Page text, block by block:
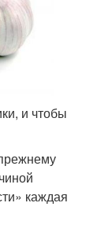
и чтобы
каждая